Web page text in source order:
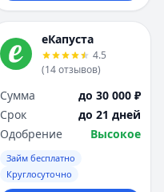
еКапуста
4.5
(14отзывов)
Сумма
до 30 000 ₽
Срок
до 21 дней
Одобрение
Высокое
Займ бесплатно
Круглосуточно